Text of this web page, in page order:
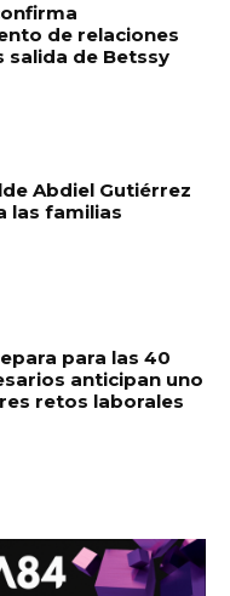
de relaciones
salida de Betssy
Abdiel Gutiérrez
las familias
para las 40
anticipan uno
retos laborales